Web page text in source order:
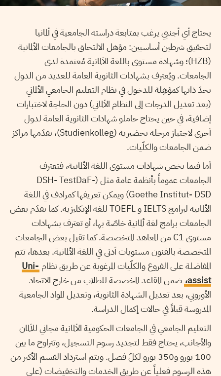
يحتاج أي أجنبي يرغب بمتابعة دراسته الجامعية في ألمانيا
لتحقيق شرطين أساسيين: مؤهل الالتحاق بالجامعات الألمانية
(HZB)؛ وشهادة مستوى باللغة الألمانية مُعتمدة لدى
الجامعات. ويُعترف بشهادات الثانوية العامة للعديد من الدول
بحدّ ذاتها كمؤهِلة للدخول في نظام التعليم الجامعي الألماني
(بعد تعديل الدرجات إلى النظام الألماني) دون الحاجة لاختبارات
إضافية، في حين يحتاج حاملو شهادات الثانوية العامة لدول
أخرى لاجتياز مرحلة تحضيرية (Studienkolleg)، تقدّمها مراكز
ضمن الجامعات والكلّيات.
أما فيما يخص شهادات مستوى اللغة الألمانية، فتعترف
الجامعات عموماً بأنظمة عامة مثل (DSH- TestDaF-
Goethe Institut- DSD) ويمكن تعريفها كمرادف في اللغة
الألمانية لبرامج IELTS و TOEFL للغة الإنكليزية. كما تقدّم بعض
الجامعات برامج لغة ألمانية خاصّة بها، أو تعترف بشهادات
مستوى C1 من المعاهد المتخصصة. كما تقبل بعض الجامعات
المتخصصة بالفنون مستويات أدنى في اللغة الألمانية. بعدها، تتم
المفاضلة على الفروع والكلّيات المرغوبة عن طريق نظام Uni-
assist، ضمن المقاعد المخصصة للطلاب من خارج الاتحاد
الأوروبي، بعد تعديل الشهادة الثانوية، وتعديل المواد الجامعية
المدروسة قبلاً في حالات إكمال الدراسة.
التعليم الجامعي في الجامعات الحكومية الألمانية مجاني للألمان
والأجانب، يحتاج فقط لتجديد رسوم التسجيل، وتتراوح ما بين
100 يورو و350 يورو لكلّ فصل. ويتم استرداد القسم الأكبر من
هذه الرسوم فعلياً عن طريق الخدمات والتخفيضات (على